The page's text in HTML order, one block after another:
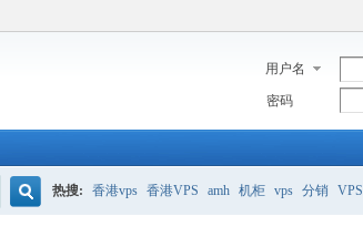
用户名
密码
热搜: 香港vps 香港VPS amh 机柜 vps 分销 VPS